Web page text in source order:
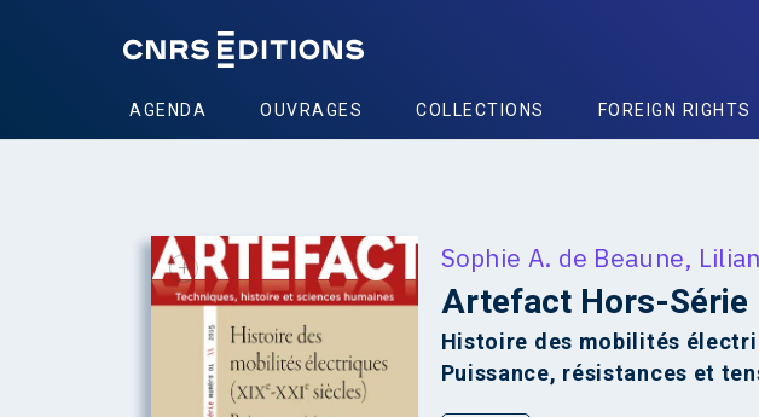
AGENDA OUVRAGES COLLECTIONS FOREIGN RIGHTS
+ Sophie A. de Beaune,
Artefact Hors-Série
Histoire des mobilités
Puissance, résistances et